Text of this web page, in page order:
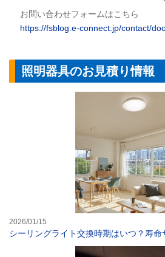
お問い合わせフォームはこちら
https://fsblog.e-connect.jp/contact/
照明器具のお見積り情報
2026/01/15
シーリングライト交換時期はいつ？寿